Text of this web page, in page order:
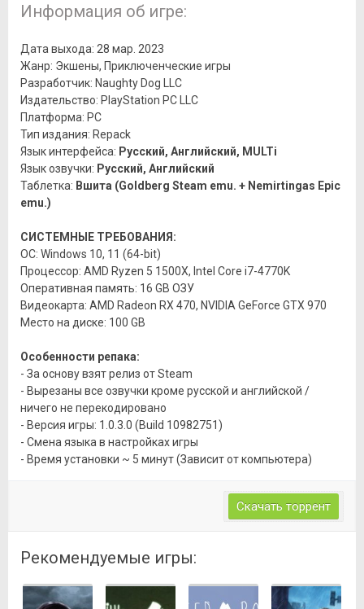
Информация об игре:
Дата выхода: 28 мар. 2023
Жанр: Экшены, Приключенческие игры
Разработчик: Naughty Dog LLC
Издательство: PlayStation PC LLC
Платформа: PC
Тип издания: Repack
Язык интерфейса: Русский, Английский, MULTi
Язык озвучки: Русский, Английский
Таблeтка: Вшита (Goldberg Steam emu. + Nemirtingas Epic
emu.)
СИСТЕМНЫЕ ТРЕБОВАНИЯ:
ОС: Windows 10, 11 (64-bit)
Процессор: AMD Ryzen 5 1500X, Intel Core i7-4770K
Оперативная память: 16 GB ОЗУ
Видеокарта: AMD Radeon RX 470, NVIDIA GeForce GTX 970
Место на диске: 100 GB
Особенности репака:
- За основу взят релиз от Steam
- Вырезаны все озвучки кроме русской и английской /
ничего не перекодировано
- Версия игры: 1.0.3.0 (Build 10982751)
- Смена языка в настройках игры
- Время установки ~ 5 минут (Зависит от компьютера)
Скачать торрент
Рекомендуемые игры: